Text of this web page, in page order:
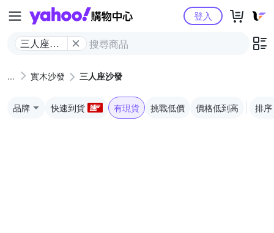
Yahoo購物中心
三人座沙
登入
實木沙發 三人座沙發
品牌 快速到貨 有現貨 挑戰低價 價格低到高 排序